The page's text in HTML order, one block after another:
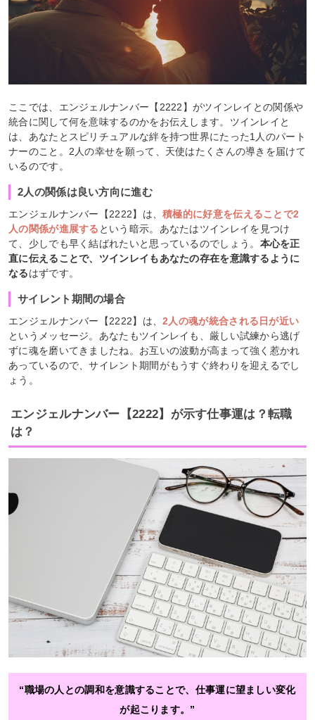
ここでは、エンジェルナンバー【2222】がツインレイとの関係や
統合に関して何を意味するのかをお伝えします。ツインレイと
は、あなたとスピリチュアルな絆を持つ世界にたった1人のパート
ナーのこと。2人の幸せを願って、天使はたくさんの導きを届けて
いるのです。
2人の関係は良い方向に進む
エンジェルナンバー【2222】は、積極的に好意を伝えることで2
人の関係が進展する という暗示。あなたはツインレイを見つけ
て、少しでも早く結ばれたいと思っているのでしょう。 本心を正
直に伝えることで、ツインレイもあなたの存在を意識するように
なるはずです。
サイレント期間の場合
エンジェルナンバー【2222】は、2人の魂が統合される日が近い
というメッセージ。あなたもツインレイも、厳しい試練から逃げ
ずに魂を磨いてきましたね。お互いの波動が高まって強く惹かれ
あっているので、サイレント期間がもうすぐ終わりを迎えるでし
ょう。
エンジェルナンバー【2222】が示す仕事運は？転職
は？
“職場の人との調和を意識することで、仕事運に望ましい変化
が起こります。”